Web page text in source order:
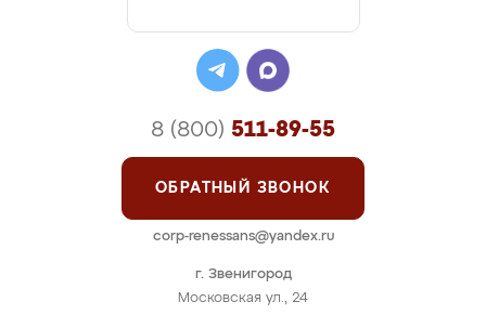
г. Звенигород
Московская ул., 24
8 (800) 511-89-55
ОБРАТНЫЙ ЗВОНОК
corp-renessans@yandex.ru